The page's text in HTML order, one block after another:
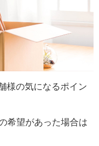
様の気になるポイン
希望があった場合は